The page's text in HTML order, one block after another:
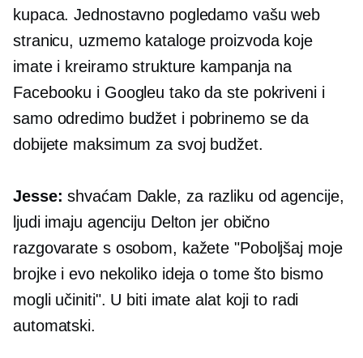
kupaca. Jednostavno pogledamo vašu web
stranicu, uzmemo kataloge proizvoda koje
imate i kreiramo strukture kampanja na
Facebooku i Googleu tako da ste pokriveni i
samo odredimo budžet i pobrinemo se da
dobijete maksimum za svoj budžet.
Jesse: shvaćam Dakle, za razliku od agencije,
ljudi imaju agenciju Delton jer obično
razgovarate s osobom, kažete "Poboljšaj moje
brojke i evo nekoliko ideja o tome što bismo
mogli učiniti". U biti imate alat koji to radi
automatski.